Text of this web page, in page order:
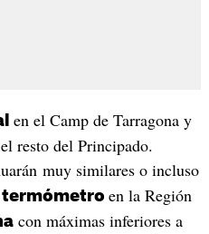
en el Camp de Tarragona y
resto del Principado.
muy similares o incluso
termómetro en la Región
con máximas inferiores a